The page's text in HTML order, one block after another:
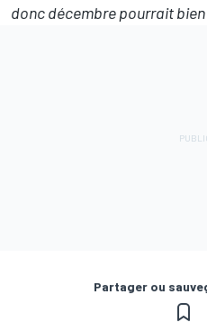
donc décembre pourrait
Partager ou